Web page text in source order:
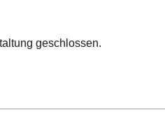
geschlossen.